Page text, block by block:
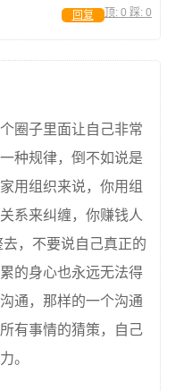
顶: 0 踩: 0
回复
圈子里面让自己非常
种规律，倒不如说是
用组织来说，你用组
系来纠缠，你赚钱人
，不要说自己真正的
的身心也永远无法得
通，那样的一个沟通
有事情的猜策，自己
。